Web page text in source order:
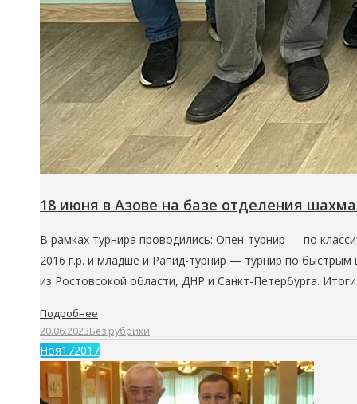
18 июня в Азове на базе отделения
В рамках турнира проводились: Опен-турнир — по
2016 г.р. и младше и Рапид-турнир — турнир по
из Ростовсокой области, ДНР и Санкт-Петербурга.
Подробнее
20.06.2023Без рубрики
Ноя172017